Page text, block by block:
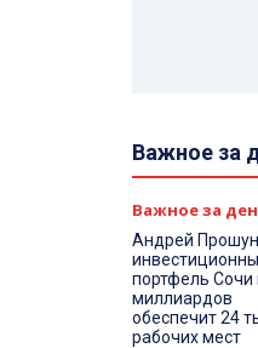
Важное за
Важное за
Андрей
портфель Сочи
миллиардов
обеспечит 24
рабочих мест